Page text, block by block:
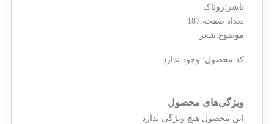
ناشر:روناک
تعداد صفحه:187
موضوع:شعر
کد محصول: وجود ندارد
ویژگی‌های محصول
این محصول هیچ ویژگی ندارد